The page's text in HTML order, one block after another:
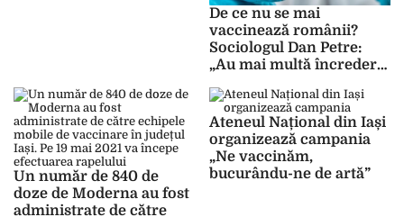
De ce nu se mai
vaccinează românii?
Sociologul Dan Petre:
„Au mai multă încredere
decât în știință”
Un număr de 840 de
doze de Moderna au fost
administrate de către
Ateneul Național din Iași
organizează campania
„Ne vaccinăm,
bucurându-ne de artă”